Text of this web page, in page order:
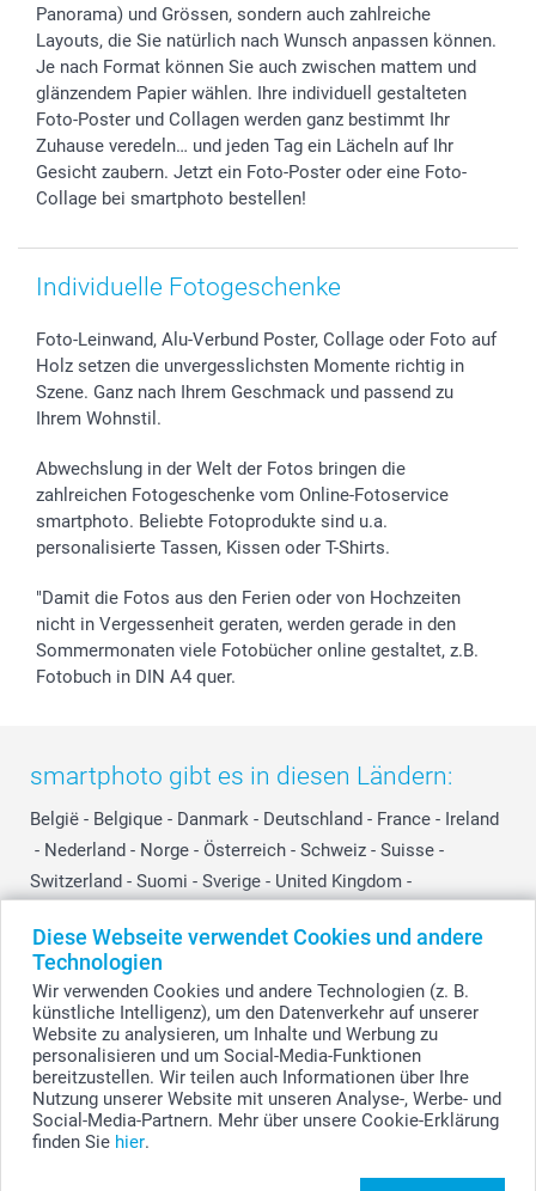
Diese Webseite verwendet Cookies und andere
Technologien
Wir verwenden Cookies und andere Technologien (z. B.
künstliche Intelligenz), um den Datenverkehr auf unserer
Website zu analysieren, um Inhalte und Werbung zu
personalisieren und um Social-Media-Funktionen
bereitzustellen. Wir teilen auch Informationen über Ihre
Nutzung unserer Website mit unseren Analyse-, Werbe- und
Social-Media-Partnern. Mehr über unsere Cookie-Erklärung
finden Sie hier.
Widerrufsrecht
Zu allen Anlässen
Status der Bestellung
smartfriends
smartgarantie
smartbonus
Panorama) und Grössen, sondern auch zahlreiche
Layouts, die Sie natürlich nach Wunsch anpassen können.
Je nach Format können Sie auch zwischen mattem und
glänzendem Papier wählen. Ihre individuell gestalteten
Foto-Poster und Collagen werden ganz bestimmt Ihr
Zuhause veredeln… und jeden Tag ein Lächeln auf Ihr
Gesicht zaubern. Jetzt ein Foto-Poster oder eine Foto-
Collage bei smartphoto bestellen!
Individuelle Fotogeschenke
Foto-Leinwand, Alu-Verbund Poster, Collage oder Foto auf
Holz setzen die unvergesslichsten Momente richtig in
Szene. Ganz nach Ihrem Geschmack und passend zu
Ihrem Wohnstil.
Abwechslung in der Welt der Fotos bringen die
zahlreichen Fotogeschenke vom Online-Fotoservice
smartphoto. Beliebte Fotoprodukte sind u.a.
personalisierte Tassen, Kissen oder T-Shirts.
"Damit die Fotos aus den Ferien oder von Hochzeiten
nicht in Vergessenheit geraten, werden gerade in den
Sommermonaten viele Fotobücher online gestaltet, z.B.
Fotobuch in DIN A4 quer.
smartphoto gibt es in diesen Ländern:
België - Belgique - Danmark - Deutschland - France - Ireland
- Nederland - Norge - Österreich - Schweiz - Suisse -
Switzerland - Suomi - Sverige - United Kingdom -
Other Countries
© smartphoto Group. Alle Rechte vorbehalten.
Alle Preise verstehen sich in EURO (€) inkl. MwSt. und zzgl. Versandkosten.